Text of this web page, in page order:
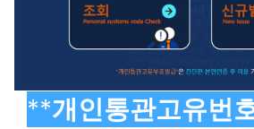
**개인통관고유번